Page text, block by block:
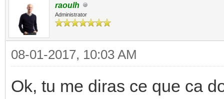
raoulh
Administrator
08-01-2017, 10:03 AM
Ok, tu me diras ce que ca